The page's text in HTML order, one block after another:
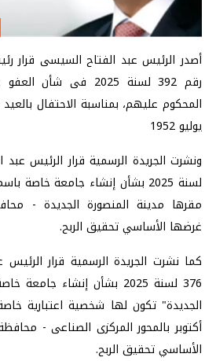
أصدر الرئيس عبد الفتاح السيسى قرار
رقم 392 لسنة 2025
يوليو 1952
لسنة 2025 بشأن إنشاء جامعة
مقرها مدينة المنصورة الجديدة -
غرضها الأساسي تحقيق الربح.
كما نشرت الجريدة الرسمية قرار
376 لسنة 2025 بشأن إنشاء
أكتوبر بالمحور المركزى الصناعى -
الأساسي تحقيق الربح.